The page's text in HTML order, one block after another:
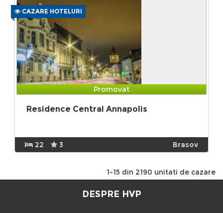
CAZARE HOTELURI
Promovat
Residence Central Annapolis
22 3 Brasov
1-15 din 2190 unitati de cazare
DESPRE HVP